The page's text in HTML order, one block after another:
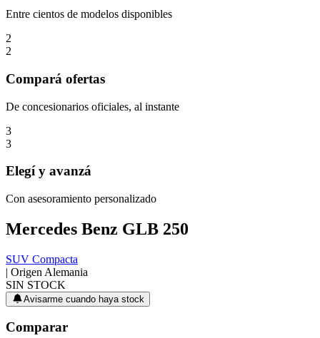
Entre cientos de modelos disponibles
2
2
Compará ofertas
De concesionarios oficiales, al instante
3
3
Elegí y avanzá
Con asesoramiento personalizado
Mercedes Benz GLB 250
SUV Compacta
| Origen Alemania
SIN STOCK
Avisarme cuando haya stock
Comparar